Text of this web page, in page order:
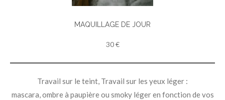
MAQUILLAGE DE JOUR
30 €
Travail sur le teint, Travail sur les yeux léger :
mascara, ombre à paupière ou smoky léger en fonction de vos